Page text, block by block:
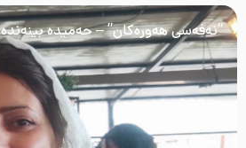
“نەفەسی هەورەکان” – حەمیدە بینەندە